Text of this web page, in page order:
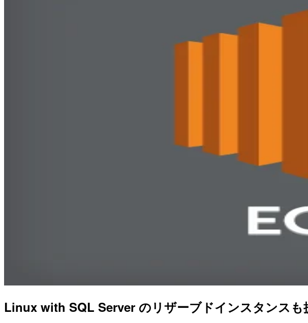
Linux with SQL Server のリザーブドインスタンスも